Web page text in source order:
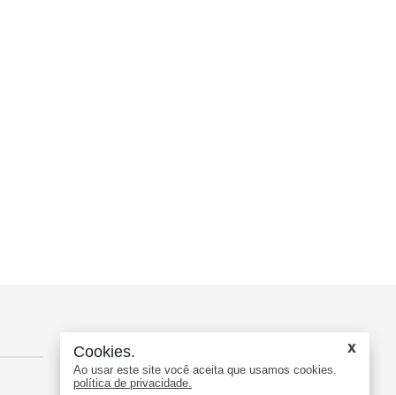
Cookies.
Ao usar este site você aceita que usamos cookies.
política de privacidade.